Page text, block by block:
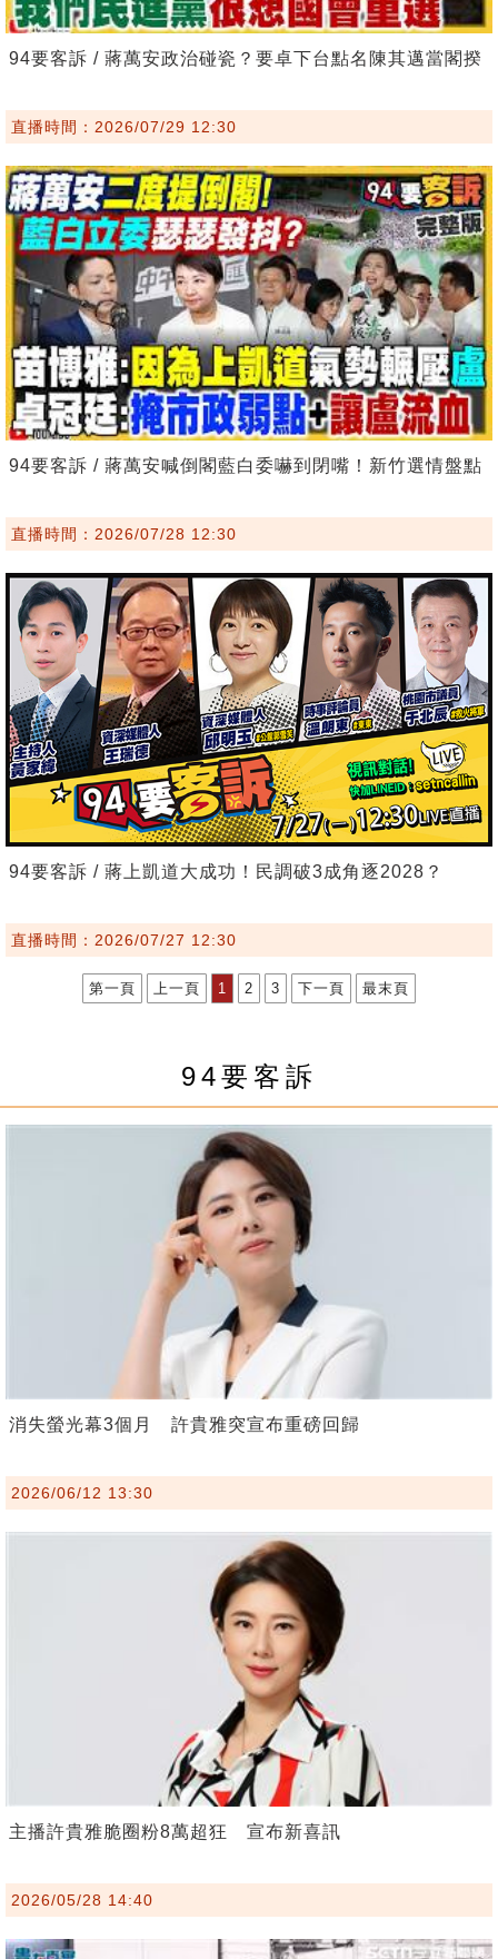
94要客訴 / 蔣萬安政治碰瓷？要卓下台點名陳其邁當閣揆
直播時間：2026/07/29 12:30
94要客訴 / 蔣萬安喊倒閣藍白委嚇到閉嘴！新竹選情盤點
直播時間：2026/07/28 12:30
94要客訴 / 蔣上凱道大成功！民調破3成角逐2028？
直播時間：2026/07/27 12:30
第一頁 上一頁 1 2 3 下一頁 最末頁
94要客訴
消失螢光幕3個月 許貴雅突宣布重磅回歸
2026/06/12 13:30
主播許貴雅脆圈粉8萬超狂 宣布新喜訊
2026/05/28 14:40